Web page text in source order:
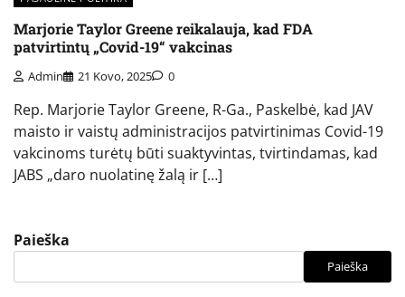
Marjorie Taylor Greene reikalauja, kad FDA
patvirtintų „Covid-19“ vakcinas
Admin 21 Kovo, 2025 0
Rep. Marjorie Taylor Greene, R-Ga., Paskelbė, kad JAV
maisto ir vaistų administracijos patvirtinimas Covid-19
vakcinoms turėtų būti suaktyvintas, tvirtindamas, kad
JABS „daro nuolatinę žalą ir […]
Paieška
Paieška